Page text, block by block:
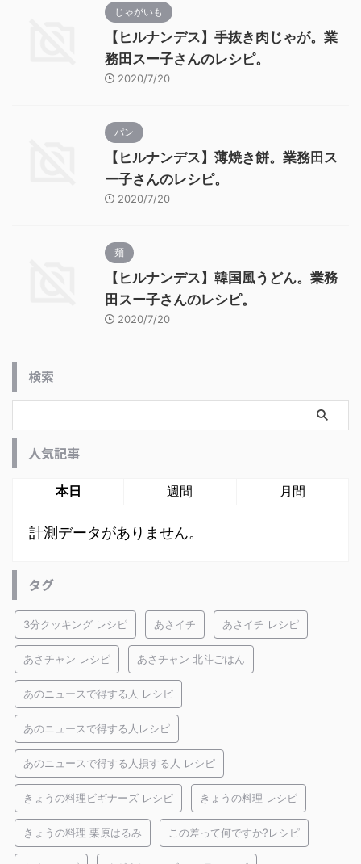
じゃがいも
【ヒルナンデス】手抜き肉じゃが。業
務田スー子さんのレシピ。
2020/7/20
パン
【ヒルナンデス】薄焼き餅。業務田ス
ー子さんのレシピ。
2020/7/20
麺
【ヒルナンデス】韓国風うどん。業務
田スー子さんのレシピ。
2020/7/20
検索
人気記事
本日 週間 月間
計測データがありません。
タグ
3分クッキング レシピ あさイチ あさイチ レシピ
あさチャン レシピ あさチャン 北斗ごはん
あのニュースで得する人 レシピ
あのニュースで得する人レシピ
あのニュースで得する人損する人 レシピ
きょうの料理ビギナーズ レシピ きょうの料理 レシピ
きょうの料理 栗原はるみ この差って何ですか?レシピ